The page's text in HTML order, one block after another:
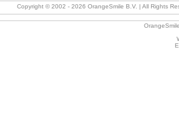
Copyright © 2002 - 2026 OrangeSmile B.V. | All Rights